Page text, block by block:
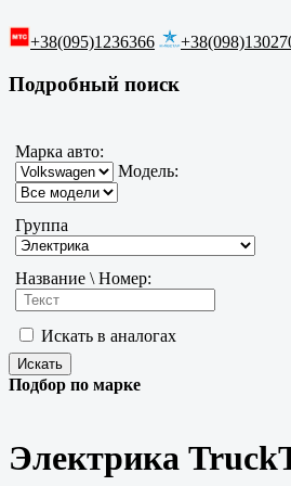
+38(095)1236366
Подробный поиск
Марка авто:
Модель:
Группа
Название \ Номер:
Искать в аналогах
Подбор по марке
Электрика